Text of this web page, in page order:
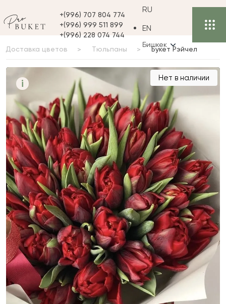
+(996) 707 804 774
+(996) 999 511 899
+(996) 228 074 744
RU
EN
Бишкек
Доставка цветов Тюльпаны Букет Рэйчел
i Букет Рэйчел Нет в наличии